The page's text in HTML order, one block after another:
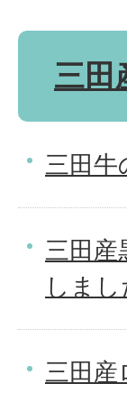
三田
三田牛
三田
しまし
三田産